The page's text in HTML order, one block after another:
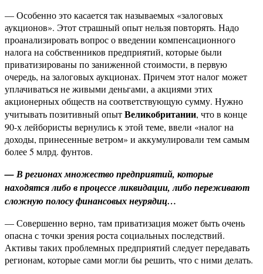
— Особенно это касается так называемых «залоговых
аукционов». Этот страшный опыт нельзя повторять. Надо
проанализировать вопрос о введении компенсационного
налога на собственников предприятий, которые были
приватизированы по заниженной стоимости, в первую
очередь, на залоговых аукционах. Причем этот налог может
уплачиваться не живыми деньгами, а акциями этих
акционерных обществ на соответствующую сумму. Нужно
учитывать позитивный опытВеликобритании, что в конце
90-х лейбористы вернулись к этой теме, ввели «налог на
доходы, принесенные ветром» и аккумулировали тем самым
более 5 млрд. фунтов.
— В регионах множество предприятий, которые
находятся либо в процессе ликвидации, либо переживают
сложную полосу финансовых неурядиц…
— Совершенно верно, там приватизация может быть очень
опасна с точки зрения роста социальных последствий.
Активы таких проблемных предприятий следует передавать
регионам, которые сами могли бы решить, что с ними делать.